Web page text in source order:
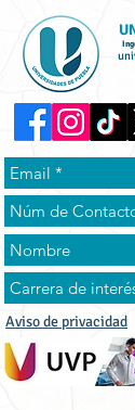
Aviso de privacidad